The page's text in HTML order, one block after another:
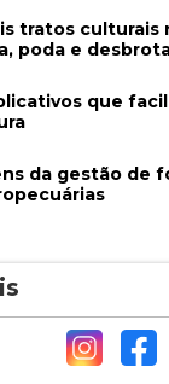
tratos culturais
poda e
que
da gestão de